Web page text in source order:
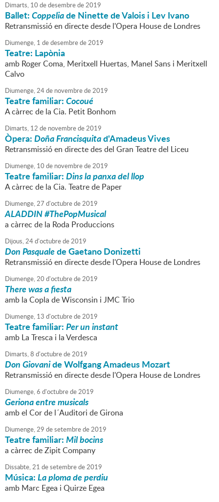
Dimarts, 10 dedesembrede2019
Ballet:Coppeliade Ninette de Valois i Lev Ivano
Retransmissió en directe desde l'Opera House de Londres
Diumenge, 1 dedesembrede2019
Teatre: Lapònia
amb Roger Coma, Meritxell Huertas, Manel Sans i Meritxell
Calvo
Diumenge,24de novembrede2019
Teatre familiar:Cocoué
A càrrec de la Cia. Petit Bonhom
Dimarts, 12 de novembrede2019
Òpera:Doña Francisquitad'Amadeus Vives
Retransmissió en directe des del Gran Teatre del Liceu
Diumenge, 10 de novembrede2019
Teatre familiar:Dins la panxa del llop
A càrrec de la Cia. Teatre de Paper
Diumenge,27 d'octubrede2019
ALADDIN #ThePopMusical
a càrrec de la Roda Produccions
Dijous,24d'octubrede2019
Don Pasqualede Gaetano Donizetti
Retransmissió en directe desde l'Opera House de Londres
Diumenge,20 d'octubrede2019
There was a fiesta
amb la Copla de Wisconsin i JMC Trio
Diumenge, 13 d'octubrede2019
Teatre familiar:Per un instant
amb La Tresca i la Verdesca
Dimarts,8 d'octubrede2019
Don Giovanide Wolfgang Amadeus Mozart
Retransmissió en directe desde l'Opera House de Londres
Diumenge,6 d'octubrede2019
Geriona entre musicals
amb el Cor de l´Auditori de Girona
Diumenge,29 desetembrede2019
Teatre familiar:Mil bocins
a càrrec de Zipit Company
Dissabte,21 desetembrede2019
Música:La ploma de perdiu
amb Marc Egea i Quirze Egea